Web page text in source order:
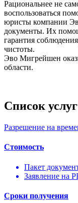
Рациональнее не
воспользоваться
юристы компании
документы. Их
гарантия
чистоты.
Эво Мигрейшен
области.
Список услуг
Разрешение на
Стоимость
Пакет
Заявление на
Сроки получения